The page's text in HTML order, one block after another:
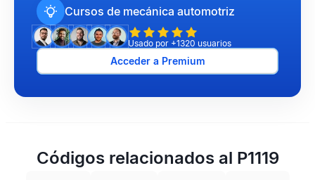
Cursos de mecánica automotriz
Usado por +1320 usuarios
Acceder a Premium
Códigos relacionados al P1119